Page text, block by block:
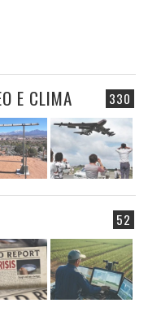
330
E CLIMA
52